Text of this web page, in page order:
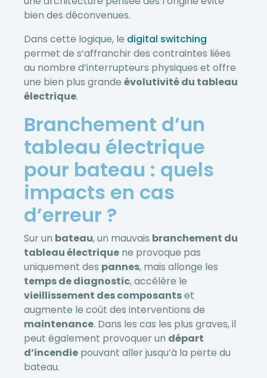
bien des déconvenues.
Dans cette logique, le digital switching
permet de s’affranchir des contraintes liées
au nombre d’interrupteurs physiques et offre
une bien plus grande évolutivité du tableau
électrique.
Branchement d’un
tableau électrique
pour bateau : quels
impacts en cas
d’erreur ?
Sur un bateau, un mauvais branchement du
tableau électrique ne provoque pas
uniquement des pannes, mais allonge les
temps de diagnostic, accélère le
vieillissement des composantset
augmente le coût des interventions de
maintenance. Dans les cas les plus graves, il
peut également provoquer un départ
d’incendie pouvant aller jusqu’à la perte du
bateau.